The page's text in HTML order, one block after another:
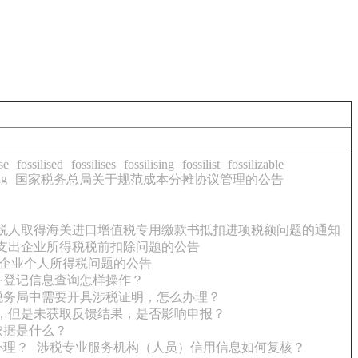
fossilised fossilises fossilising fossilist
fossilizable
国家税务总局关于规范成本分摊协议管理的公告
人取得海关进口增值税专用缴款书抵扣进项税额问题的通知
出企业所得税税前扣除问题的公告
业个人所得税问题的公告
记信息查询怎样操作？
局中需要开具涉税证明，怎么办理？
但是未获取反馈结果，是否影响申报？
是什么？
？
涉税专业服务机构（人员）信用信息如何复核？